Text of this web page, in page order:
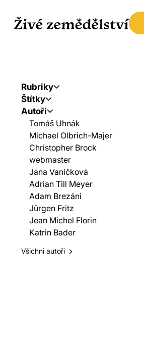
Rubriky
Štítky
Autoři
Tomáš Uhnák
Michael Olbrich-Majer
Christopher Brock
webmaster
Jana Vaníčková
Adrian Till Meyer
Adam Brezáni
Jürgen Fritz
Jean Michel Florin
Katrin Bader
Všichni autoři